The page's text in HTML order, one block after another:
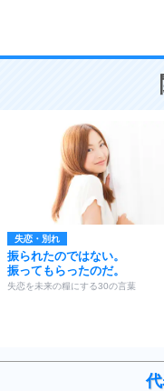
こと
失恋・別れ
振られたのではない。
振ってもらったのだ。
失恋を未来の糧にする30の言葉